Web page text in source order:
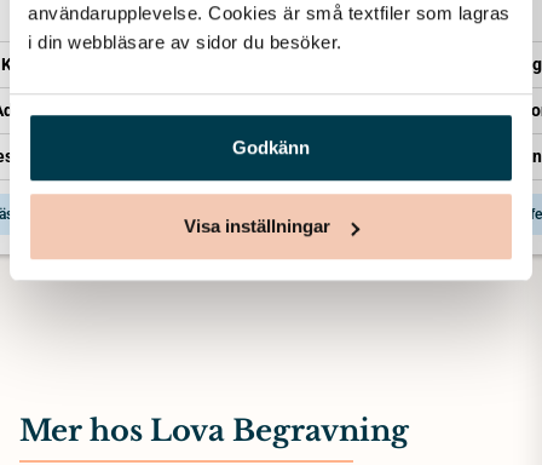
användarupplevelse. Cookies är små textfiler som lagras
i din webbläsare av sidor du besöker.
Godkänn
Visa inställningar
Transport
Kistläggning
från Lova
mer & få offert
Kistläggning
Transport
Kistläggning
Representant
Läs mer & få
Mer hos Lova Begravning